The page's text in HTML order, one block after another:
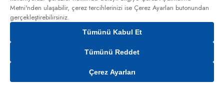
Gelince Haber Ver
Metni'nden ulaşabilir, çerez tercihlerinizi ise Çerez Ayarları butonundan
gerçekleştirebilirsiniz.
Tümünü Kabul Et
Tümünü Reddet
Çerez Ayarları